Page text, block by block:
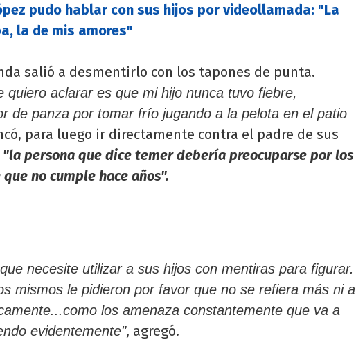
pudo hablar con sus hijos por videollamada: "La
la de mis amores"
salió a desmentirlo con los tapones de punta.
quiero aclarar es que mi hijo nunca tuvo fiebre,
de panza por tomar frío jugando a la pelota en el patio
para luego ir directamente contra el padre de sus
"la persona que dice temer debería preocuparse por los
no cumple hace años".
necesite utilizar a sus hijos con mentiras para figurar.
mismos le pidieron por favor que no se refiera más ni a
los amenaza constantemente que va a
evidentemente", agregó.